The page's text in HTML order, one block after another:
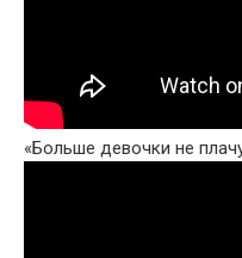
«Больше девочки не